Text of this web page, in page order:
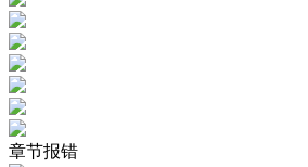
章节报错